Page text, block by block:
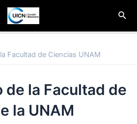
Facultad de Ciencias UNAM
de la Facultad de
la UNAM